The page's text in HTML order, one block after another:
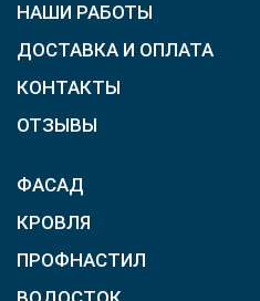
НАШИ РАБОТЫ
ДОСТАВКА И ОПЛАТА
КОНТАКТЫ
ОТЗЫВЫ
ФАСАД
КРОВЛЯ
ПРОФНАСТИЛ